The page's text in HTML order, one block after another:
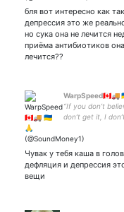
бля вот интересно как так
депрессия это же
но сука она не лечится
приёма антибиотиков
лечится??
WarpSpeed🇨🇦🚚
“If you don’t
don’t get it, I
Satoshi Nakamoto
Чувак у тебя каша в
дефляция и депрессия
вещи